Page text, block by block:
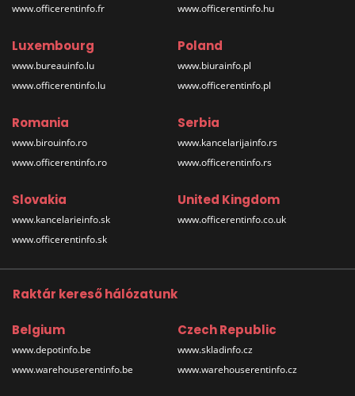
www.officerentinfo.fr
www.officerentinfo.hu
Luxembourg
www.bureauinfo.lu
www.officerentinfo.lu
Poland
www.biurainfo.pl
www.officerentinfo.pl
Romania
www.birouinfo.ro
www.officerentinfo.ro
Serbia
www.kancelarijainfo.rs
www.officerentinfo.rs
Slovakia
www.kancelarieinfo.sk
www.officerentinfo.sk
United Kingdom
www.officerentinfo.co.uk
Raktár kereső hálózatunk
Belgium
www.depotinfo.be
www.warehouserentinfo.be
Czech Republic
www.skladinfo.cz
www.warehouserentinfo.cz